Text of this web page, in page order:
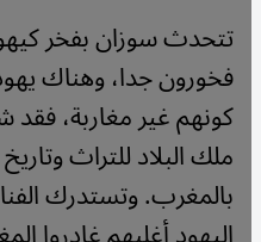
تتحدث سوزان بفخر
فخورون جدا، وهناك
كونهم غير مغاربة، فقد
ملك البلاد للتراث
بالمغرب. وتستدرك